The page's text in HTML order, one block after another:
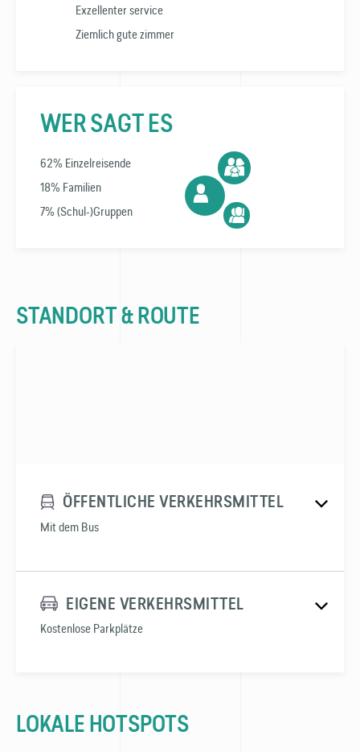
Exzellenter service
Ziemlich gute zimmer
WER SAGT ES
62% Einzelreisende
18% Familien
7% (Schul-)Gruppen
STANDORT & ROUTE
ÖFFENTLICHE VERKEHRSMITTEL
Mit dem Bus
EIGENE VERKEHRSMITTEL
Kostenlose Parkplätze
LOKALE HOTSPOTS